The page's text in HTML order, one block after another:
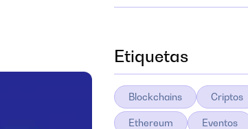
Etiquetas
Blockchains Criptos
Ethereum Eventos